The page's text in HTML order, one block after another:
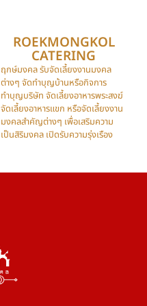
ROEKMONGKOL
CATERING​
ฤกษ์มงคล รับจัดเลี้ยงงานมงคล
ต่างๆ จัดทำบุญบ้านหรือกิจการ
ทำบุญบริษัท จัดเลี้ยงอาหารพระสงฆ์
จัดเลี้ยงอาหารแขก หรือจัดเลี้ยงงาน
มงคลสำคัญต่างๆ เพื่อเสริมความ
เป็นสิริมงคล เปิดรับความรุ่งเรือง